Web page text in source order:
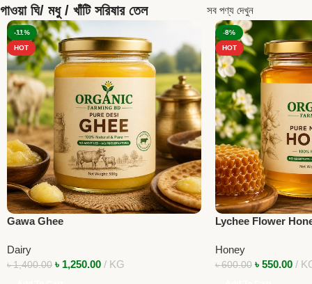
গাওয়া ঘি/ মধু / খাঁটি সরিষার তেল সব পণ্য দেখুন
-11%
HOT
Gawa Ghee
Dairy
৳1,400.00 ৳ 1,250.00 KG
-8%
HOT
Lychee Flower
Honey
৳600.00 ৳ 550.00